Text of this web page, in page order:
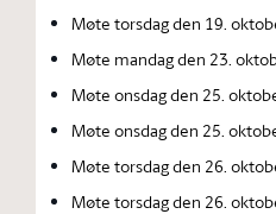
Møte torsdag den 19.
Møte mandag den 23.
Møte onsdag den 25.
Møte onsdag den 25.
Møte torsdag den 26.
Møte torsdag den 26.